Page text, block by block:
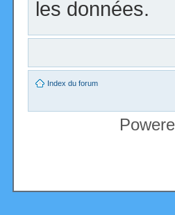
les données.
Index du forum